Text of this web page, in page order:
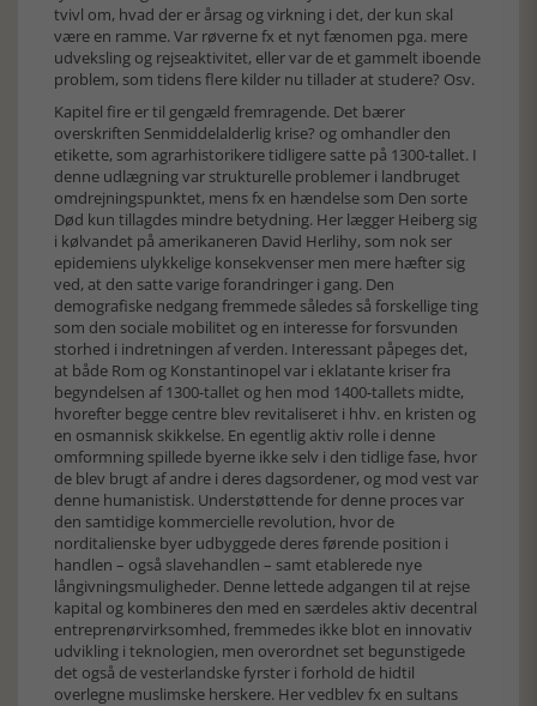
tvivl om, hvad der er årsag og virkning i det, der kun skal
være en ramme. Var røverne fx et nyt fænomen pga. mere
udveksling og rejseaktivitet, eller var de et gammelt iboende
problem, som tidens flere kilder nu tillader at studere? Osv.
Kapitel fire er til gengæld fremragende. Det bærer
overskriften Senmiddelalderlig krise? og omhandler den
etikette, som agrarhistorikere tidligere satte på 1300-tallet. I
denne udlægning var strukturelle problemer i landbruget
omdrejningspunktet, mens fx en hændelse som Den sorte
Død kun tillagdes mindre betydning. Her lægger Heiberg sig
i kølvandet på amerikaneren David Herlihy, som nok ser
epidemiens ulykkelige konsekvenser men mere hæfter sig
ved, at den satte varige forandringer i gang. Den
demografiske nedgang fremmede således så forskellige ting
som den sociale mobilitet og en interesse for forsvunden
storhed i indretningen af verden. Interessant påpeges det,
at både Rom og Konstantinopel var i eklatante kriser fra
begyndelsen af 1300-tallet og hen mod 1400-tallets midte,
hvorefter begge centre blev revitaliseret i hhv. en kristen og
en osmannisk skikkelse. En egentlig aktiv rolle i denne
omformning spillede byerne ikke selv i den tidlige fase, hvor
de blev brugt af andre i deres dagsordener, og mod vest var
denne humanistisk. Understøttende for denne proces var
den samtidige kommercielle revolution, hvor de
norditalienske byer udbyggede deres førende position i
handlen – også slavehandlen – samt etablerede nye
långivningsmuligheder. Denne lettede adgangen til at rejse
kapital og kombineres den med en særdeles aktiv decentral
entreprenørvirksomhed, fremmedes ikke blot en innovativ
udvikling i teknologien, men overordnet set begunstigede
det også de vesterlandske fyrster i forhold de hidtil
overlegne muslimske herskere. Her vedblev fx en sultans